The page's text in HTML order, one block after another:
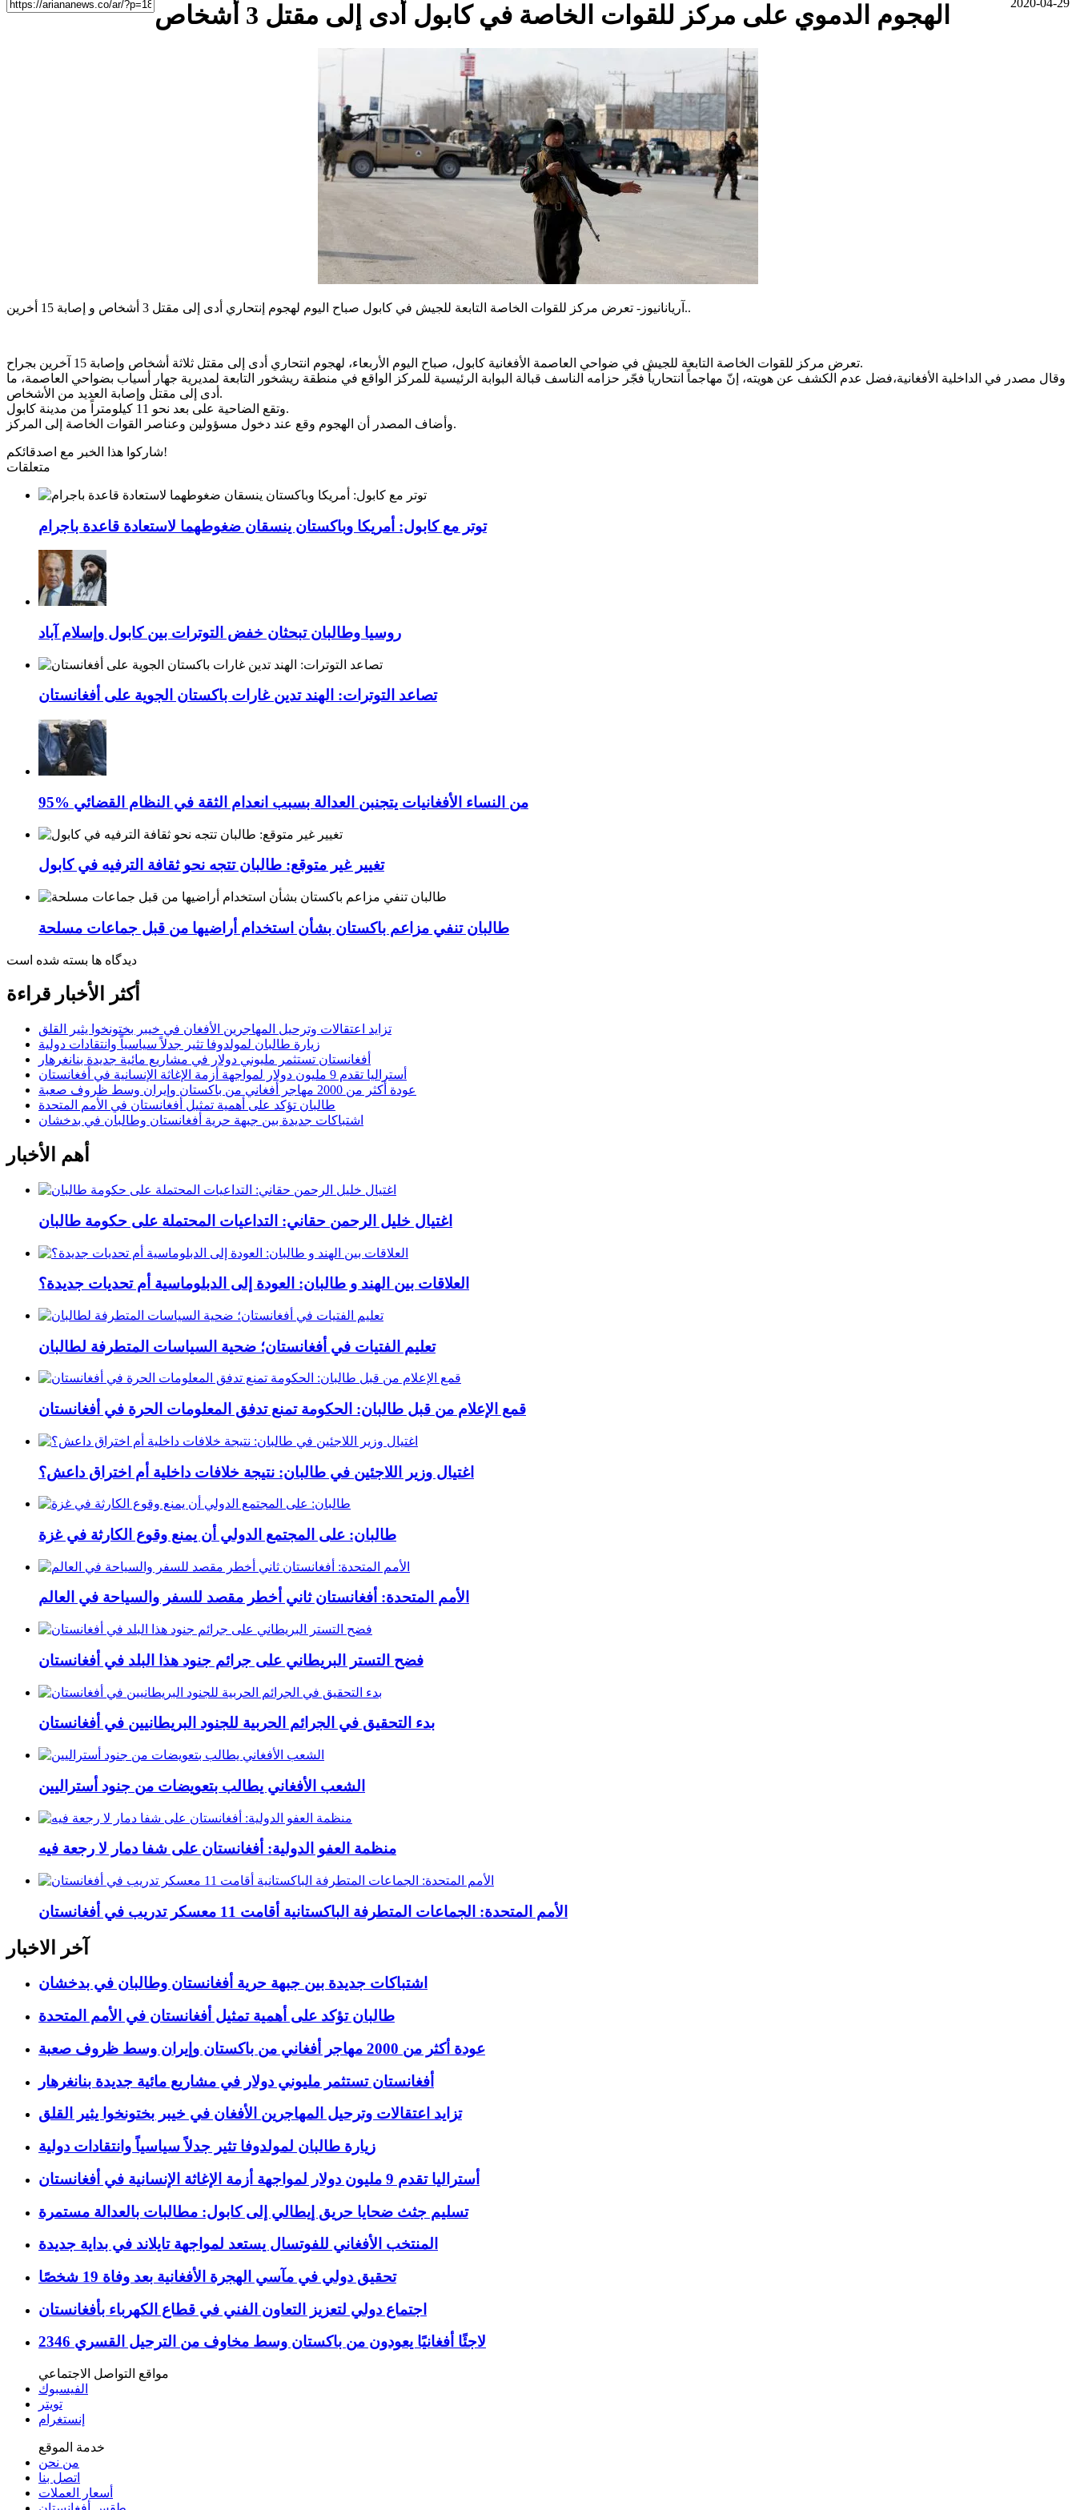
2020-04-29
الهجوم الدموي على مركز للقوات الخاصة في كابول أدى إلى مقتل 3 أشخاص
آریانانیوز- تعرض مركز للقوات الخاصة التابعة للجيش في كابول صباح اليوم لهجوم إنتحاري أدى إلى مقتل 3 أشخاص و إصابة 15 أخرين..
تعرض مركز للقوات الخاصة التابعة للجيش في ضواحي العاصمة الأفغانية كابول، صباح اليوم الأربعاء، لهجوم انتحاري أدى إلى مقتل ثلاثة أشخاص وإصابة 15 آخرين بجراح.
وقال مصدر في الداخلية الأفغانية،فضل عدم الكشف عن هويته، إنّ مهاجماً انتحارياً فجّر حزامه الناسف قبالة البوابة الرئيسية للمركز الواقع في منطقة ريشخور التابعة لمديرية جهار أسياب بضواحي العاصمة، ما
أدى إلى مقتل وإصابة العديد من الأشخاص.
وتقع الضاحية على بعد نحو 11 كيلومتراً من مدينة كابول.
وأضاف المصدر أن الهجوم وقع عند دخول مسؤولين وعناصر القوات الخاصة إلى المركز.
شاركوا هذا الخبر مع اصدقائكم!
متعلقات
توتر مع كابول: أمريكا وباكستان ينسقان ضغوطهما لاستعادة قاعدة باجرام
روسيا وطالبان تبحثان خفض التوترات بين كابول وإسلام آباد
تصاعد التوترات: الهند تدين غارات باكستان الجوية على أفغانستان
95% من النساء الأفغانيات يتجنبن العدالة بسبب انعدام الثقة في النظام القضائي
تغيير غير متوقع: طالبان تتجه نحو ثقافة الترفيه في كابول
طالبان تنفي مزاعم باكستان بشأن استخدام أراضيها من قبل جماعات مسلحة
دیدگاه ها بسته شده است
أكثر الأخبار قراءة
تزايد اعتقالات وترحيل المهاجرين الأفغان في خيبر بختونخوا يثير القلق
زيارة طالبان لمولدوفا تثير جدلاً سياسياً وانتقادات دولية
أفغانستان تستثمر مليوني دولار في مشاريع مائية جديدة بنانغرهار
أستراليا تقدم 9 مليون دولار لمواجهة أزمة الإغاثة الإنسانية في أفغانستان
عودة أكثر من 2000 مهاجر أفغاني من باكستان وإيران وسط ظروف صعبة
طالبان تؤكد على أهمية تمثيل أفغانستان في الأمم المتحدة
اشتباكات جديدة بين جبهة حرية أفغانستان وطالبان في بدخشان
أهم الأخبار
اغتيال خليل الرحمن حقاني: التداعيات المحتملة على حكومة طالبان
العلاقات بين الهند و طالبان: العودة إلى الدبلوماسية أم تحديات جديدة؟
تعليم الفتيات في أفغانستان؛ ضحية السياسات المتطرفة لطالبان
قمع الإعلام من قبل طالبان: الحكومة تمنع تدفق المعلومات الحرة في أفغانستان
اغتيال وزير اللاجئين في طالبان: نتيجة خلافات داخلية أم اختراق داعش؟
طالبان: على المجتمع الدولي أن يمنع وقوع الكارثة في غزة
الأمم المتحدة: أفغانستان ثاني أخطر مقصد للسفر والسياحة في العالم
فضح التستر البريطاني على جرائم جنود هذا البلد في أفغانستان
بدء التحقيق في الجرائم الحربیة للجنود البريطانيین في أفغانستان
الشعب الأفغاني يطالب بتعويضات من جنود أستراليين
منظمة العفو الدولية: أفغانستان على شفا دمار لا رجعة فيه
الأمم المتحدة: الجماعات المتطرفة الباكستانية أقامت 11 معسكر تدريب في أفغانستان
آخر الاخبار
اشتباكات جديدة بين جبهة حرية أفغانستان وطالبان في بدخشان
طالبان تؤكد على أهمية تمثيل أفغانستان في الأمم المتحدة
عودة أكثر من 2000 مهاجر أفغاني من باكستان وإيران وسط ظروف صعبة
أفغانستان تستثمر مليوني دولار في مشاريع مائية جديدة بنانغرهار
تزايد اعتقالات وترحيل المهاجرين الأفغان في خيبر بختونخوا يثير القلق
زيارة طالبان لمولدوفا تثير جدلاً سياسياً وانتقادات دولية
أستراليا تقدم 9 مليون دولار لمواجهة أزمة الإغاثة الإنسانية في أفغانستان
تسليم جثث ضحايا حريق إيطالي إلى كابول: مطالبات بالعدالة مستمرة
المنتخب الأفغاني للفوتسال يستعد لمواجهة تايلاند في بداية جديدة
تحقيق دولي في مآسي الهجرة الأفغانية بعد وفاة 19 شخصًا
اجتماع دولي لتعزيز التعاون الفني في قطاع الكهرباء بأفغانستان
2346 لاجئًا أفغانيًا يعودون من باكستان وسط مخاوف من الترحيل القسري
مواقع التواصل الاجتماعي
الفيسبوك
تويتر
إنستغرام
خدمة الموقع
من نحن
اتصل بنا
أسعار العملات